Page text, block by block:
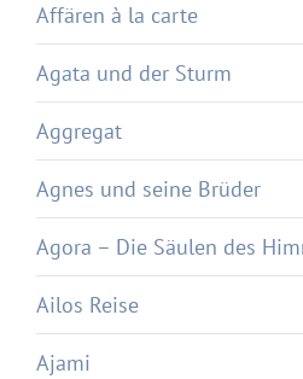
Affären à la carte
Agata und der Sturm
Aggregat
Agnes und seine Brüder
Agora – Die Säulen des
Ailos Reise
Ajami